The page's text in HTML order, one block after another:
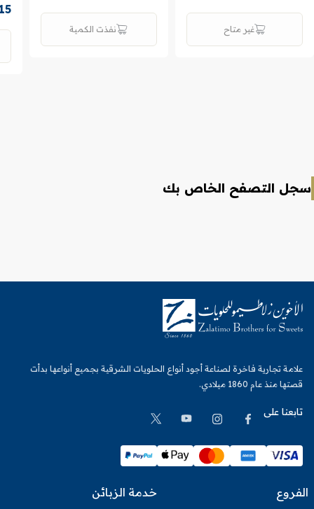
غير متاح نفذت الكمية
سجل التصفح الخاص بك
علامة تجارية فاخرة لصناعة أجود أنواع الحلويات الشرقية بجميع أنواعها بدأت
قصتها منذ عام 1860 ميلادي.
تابعنا على
الفروع خدمة الزبائن